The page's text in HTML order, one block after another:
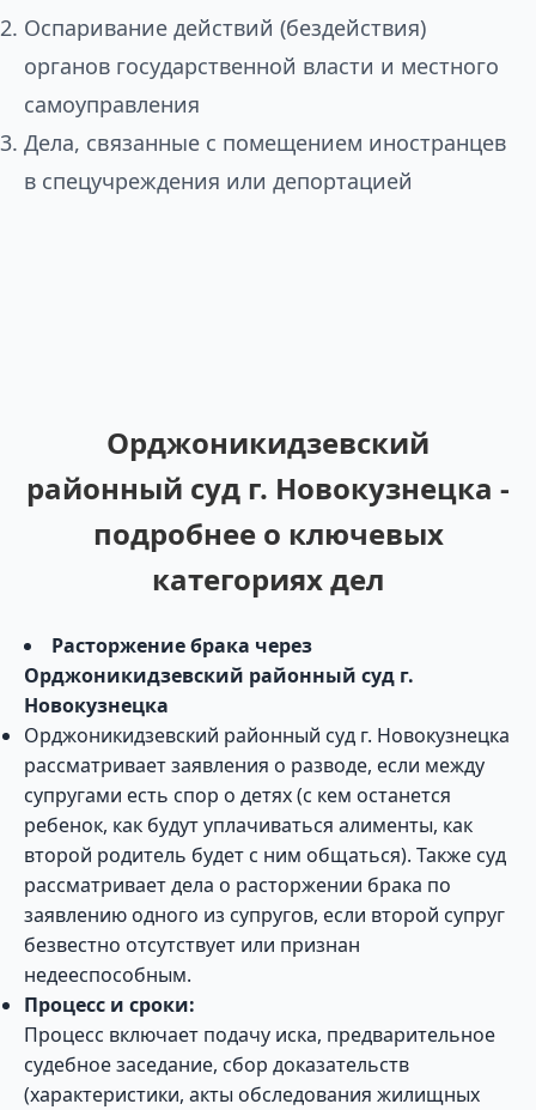
Оспаривание действий (бездействия)
органов государственной власти и местного
самоуправления
Дела, связанные с помещением иностранцев
в спецучреждения или депортацией
Орджоникидзевский
районный суд г. Новокузнецка -
подробнее о ключевых
категориях дел
Расторжение брака через
Орджоникидзевский районный суд г.
Новокузнецка
Орджоникидзевский районный суд г. Новокузнецка
рассматривает заявления о разводе, если между
супругами есть спор о детях (с кем останется
ребенок, как будут уплачиваться алименты, как
второй родитель будет с ним общаться). Также суд
рассматривает дела о расторжении брака по
заявлению одного из супругов, если второй супруг
безвестно отсутствует или признан
недееспособным.
Процесс и сроки:
Процесс включает подачу иска, предварительное
судебное заседание, сбор доказательств
(характеристики, акты обследования жилищных